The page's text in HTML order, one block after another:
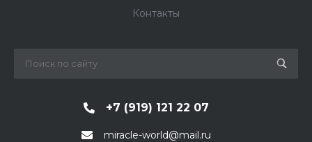
Контакты
+7 (919) 121 22 07
miracle-world@mail.ru